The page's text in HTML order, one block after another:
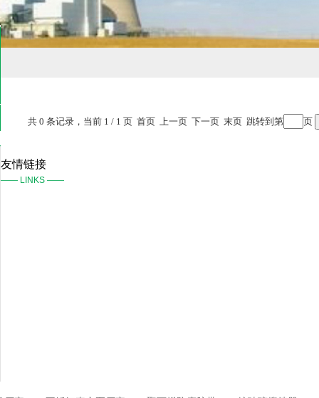
共 0 条记录，当前 1 / 1 页 首页 上一页 下一页 末页 跳转到第 页
友情链接
—— LINKS ——